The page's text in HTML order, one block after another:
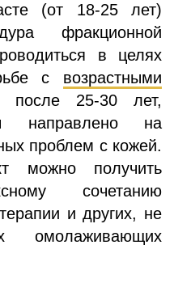
(от 18-25 лет)
фракционной
в целях
с возрастными
25-30 лет,
направлено на
проблем с кожей.
можно получить
сочетанию
и других, не
омолаживающих